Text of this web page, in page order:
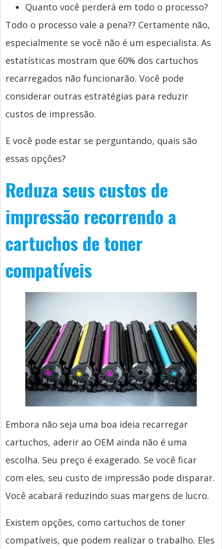
Quanto você perderá em todo o processo?
Todo o processo vale a pena?? Certamente não,
especialmente se você não é um especialista. As
estatísticas mostram que 60% dos cartuchos
recarregados não funcionarão. Você pode
considerar outras estratégias para reduzir
custos de impressão.
E você pode estar se perguntando, quais são
essas opções?
Reduza seus custos de
impressão recorrendo a
cartuchos de toner
compatíveis
Embora não seja uma boa ideia recarregar
cartuchos, aderir ao OEM ainda não é uma
escolha. Seu preço é exagerado. Se você ficar
com eles, seu custo de impressão pode disparar.
Você acabará reduzindo suas margens de lucro.
Existem opções, como cartuchos de toner
compatíveis, que podem realizar o trabalho. Eles